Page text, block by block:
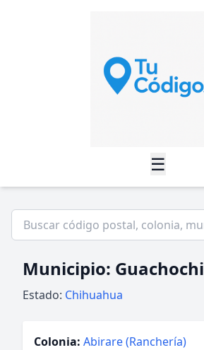
☰
Municipio: Guachochi
Estado: Chihuahua
Colonia: Abirare (Ranchería)